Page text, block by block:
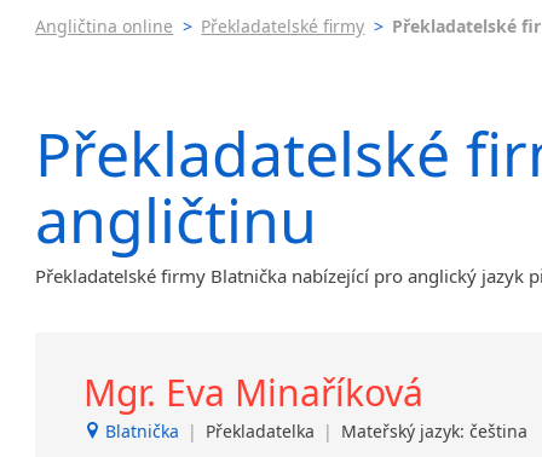
Olomouc
Jihlava
malá města podle abecedy
Benátky nad Jizerou
Blatnice
Blatnička
Břeclav
Dačice
Děčín
Angličtina online > Překladatelské firmy > Překladatelské
Překladatelské
angličtinu
Překladatelské firmy Blatnička nabízející pro anglický jazyk
Mgr. Eva Minaříková
Blatnička | Překladatelka | Mateřský jazyk: čeština